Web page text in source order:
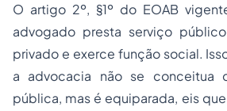
O artigo 2º, §1º do EOAB
advogado presta serviço
privado e exerce função social.
a advocacia não se conceitua
pública, mas é equiparada, eis